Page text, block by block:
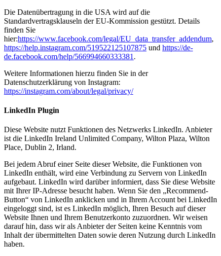
Die Datenübertragung in die USA wird auf die
Standardvertragsklauseln der EU-Kommission gestützt. Details
finden Sie
hier:https://www.facebook.com/legal/EU_data_transfer_addendum,
https://help.instagram.com/519522125107875 und https://de-
de.facebook.com/help/566994660333381 .
Weitere Informationen hierzu finden Sie in der
Datenschutzerklärung von Instagram:
https://instagram.com/about/legal/privacy/
LinkedIn Plugin
Diese Website nutzt Funktionen des Netzwerks LinkedIn. Anbieter
ist die LinkedIn Ireland Unlimited Company, Wilton Plaza, Wilton
Place, Dublin 2, Irland.
Bei jedem Abruf einer Seite dieser Website, die Funktionen von
LinkedIn enthält, wird eine Verbindung zu Servern von LinkedIn
aufgebaut. LinkedIn wird darüber informiert, dass Sie diese Website
mit Ihrer IP-Adresse besucht haben. Wenn Sie den „Recommend-
Button“ von LinkedIn anklicken und in Ihrem Account bei LinkedIn
eingeloggt sind, ist es LinkedIn möglich, Ihren Besuch auf dieser
Website Ihnen und Ihrem Benutzerkonto zuzuordnen. Wir weisen
darauf hin, dass wir als Anbieter der Seiten keine Kenntnis vom
Inhalt der übermittelten Daten sowie deren Nutzung durch LinkedIn
haben.